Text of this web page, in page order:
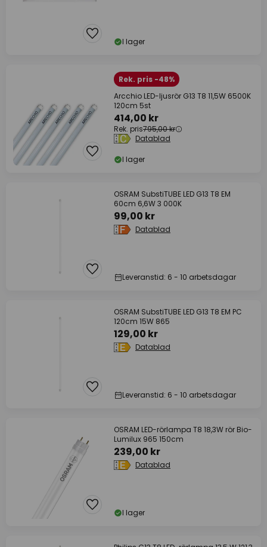
I lager
Rek. pris -48%
Arcchio LED-ljusrör G13 T8 11,5W 6500K
120cm 5st
414,00 kr
Rek. pris795,00 kr
Datablad
I lager
OSRAM SubstiTUBE LED G13 T8 EM
60cm 6,6W 3 000K
99,00 kr
Datablad
Leveranstid: 6 - 10 arbetsdagar
OSRAM SubstiTUBE LED G13 T8 EM PC
120cm 15W 865
129,00 kr
Datablad
Leveranstid: 6 - 10 arbetsdagar
OSRAM LED-rörlampa T8 18,3W rör Bio-
Lumilux 965 150cm
239,00 kr
Datablad
I lager